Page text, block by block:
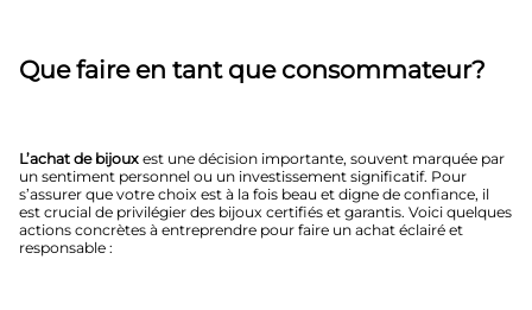
Que faire en tant que consommateur?
L’achat de bijoux est une décision importante, souvent marquée par
un sentiment personnel ou un investissement significatif. Pour
s’assurer que votre choix est à la fois beau et digne de confiance, il
est crucial de privilégier des bijoux certifiés et garantis. Voici quelques
actions concrètes à entreprendre pour faire un achat éclairé et
responsable :